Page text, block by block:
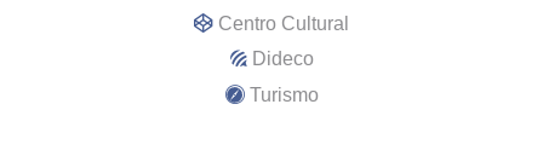
Centro Cultural
Dideco
Turismo